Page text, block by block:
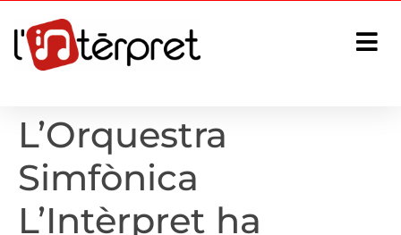
L’Orquestra
Simfònica
L’Intèrpret ha